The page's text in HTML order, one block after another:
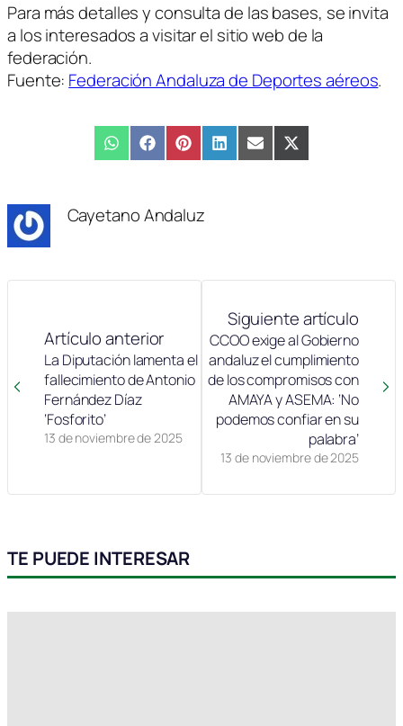
Para más detalles y consulta de las bases, se invita
a los interesados a visitar el sitio web de la
federación.
Fuente: Federación Andaluza de Deportes aéreos.
Compartir
en
WhatsAppCompartir
en
FacebookCompartir
en
PinterestCompartir
en
LinkedInCompartir
en
EmailCompartir
en
X
(Twitter)
Cayetano Andaluz
Artículo anterior
13 de noviembre de 2025
La Diputación lamenta el
fallecimiento de Antonio
Fernández Díaz
‘Fosforito’
Siguiente artículo
13 de noviembre de 2025
CCOO exige al Gobierno
andaluz el cumplimiento
de los compromisos con
AMAYA y ASEMA: ‘No
podemos confiar en su
palabra’
TE PUEDE INTERESAR